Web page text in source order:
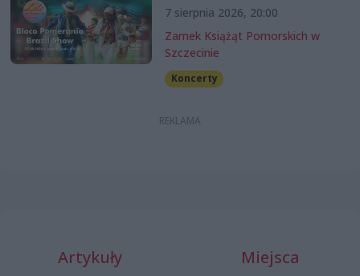
7 sierpnia 2026, 20:00
Zamek Książąt Pomorskich w
Szczecinie
Koncerty
Artykuły Miejsca